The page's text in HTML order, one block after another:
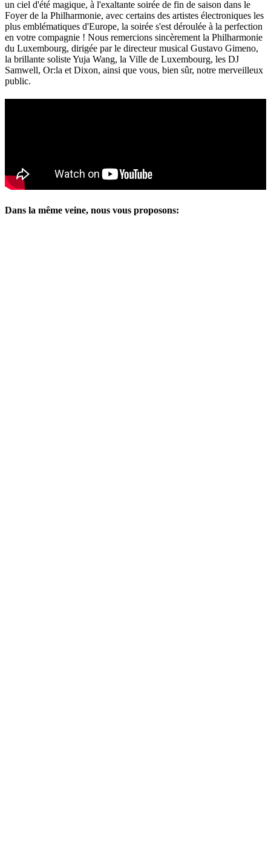
un ciel d'été magique, à l'exaltante soirée de fin de saison dans le
Foyer de la Philharmonie, avec certains des artistes électroniques les
plus emblématiques d'Europe, la soirée s'est déroulée à la perfection
en votre compagnie ! Nous remercions sincèrement la Philharmonie
du Luxembourg, dirigée par le directeur musical Gustavo Gimeno,
la brillante soliste Yuja Wang, la Ville de Luxembourg, les DJ
Samwell, Or:la et Dixon, ainsi que vous, bien sûr, notre merveilleux
public.
Dans la même veine, nous vous proposons: